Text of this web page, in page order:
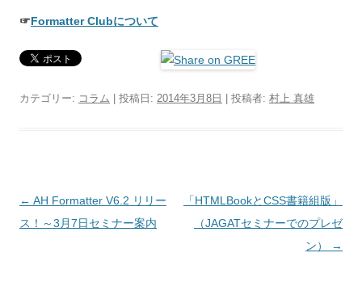
☞Formatter Clubについて
カテゴリー: コラム | 投稿日: 2014年3月8日 投稿者: 村上 真雄
投稿ナビゲーション
← AH Formatter V6.2 リリー
ス！～3月7日セミナー案内
「HTMLBookとCSS書籍組版」
（JAGATセミナーでのプレゼ
ン）
→